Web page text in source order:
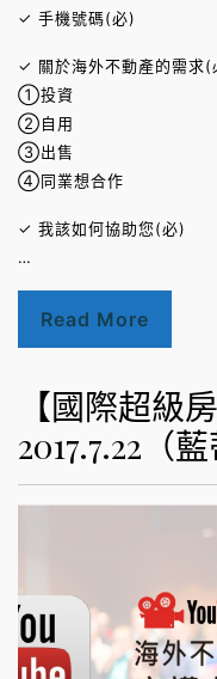
✓ 手機號碼(必)
✓ 關於海外不動產的需求(
①投資
②自用
③出售
④同業想合作
✓ 我該如何協助您(必)
…
Read More
【國際超級
2017.7.22（